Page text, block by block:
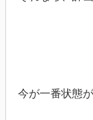
今が一番状態